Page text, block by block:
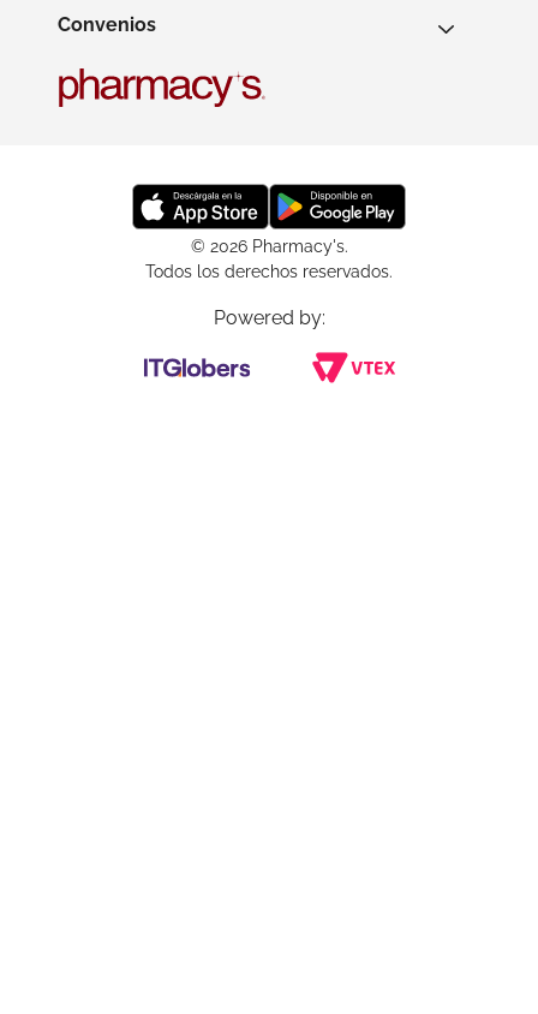
Convenios
© 2026 Pharmacy's.
Todos los derechos reservados.
Powered by: